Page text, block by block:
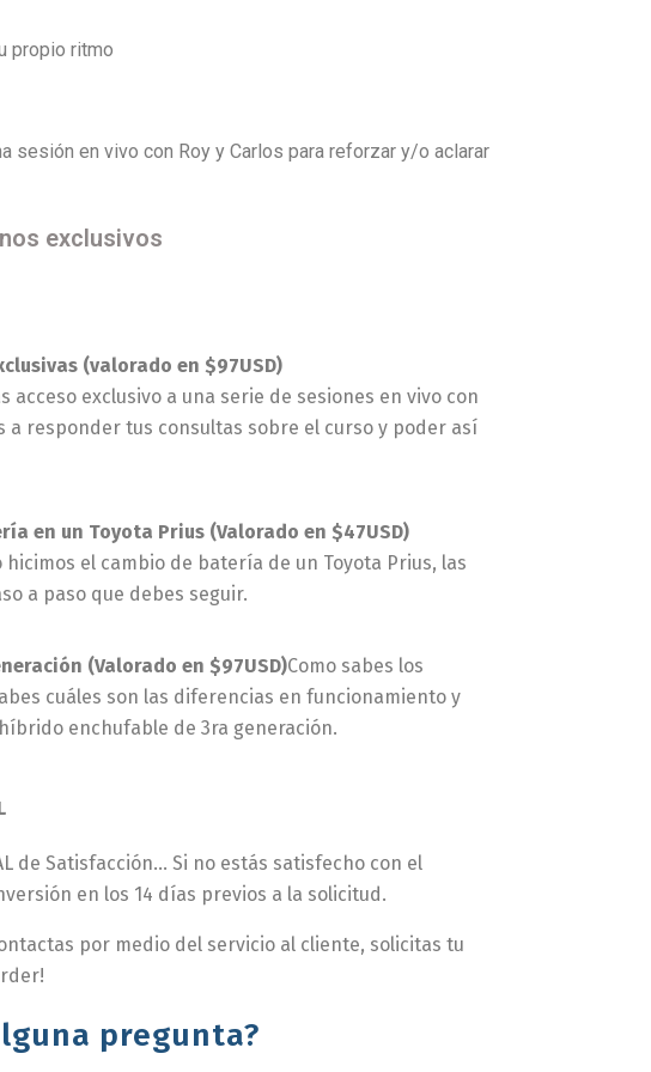
propio ritmo
sesión en vivo con Roy y Carlos para reforzar y/o aclarar
exclusivos
(valorado en $97USD)
exclusivo a una serie de sesiones en vivo con
a responder tus consultas sobre el curso y poder así
en un Toyota Prius (Valorado en $47USD)
el cambio de batería de un Toyota Prius, las
a paso que debes seguir.
(Valorado en $97USD)Como sabes los
cuáles son las diferencias en funcionamiento y
enchufable de 3ra generación.
de Satisfacción… Si no estás satisfecho con el
en los 14 días previos a la solicitud.
por medio del servicio al cliente, solicitas tu
pregunta?